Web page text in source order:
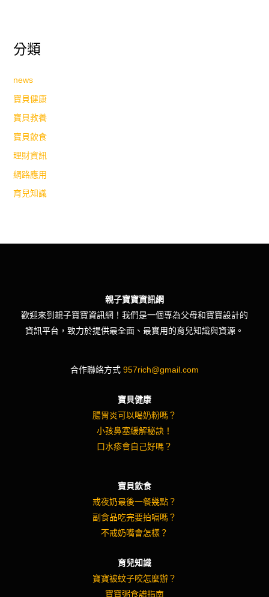
分類
news
寶貝健康
寶貝教養
寶貝飲食
理財資訊
網路應用
育兒知識
親子寶寶資訊網
歡迎來到親子寶寶資訊網！我們是一個專為父母和寶寶設計的
資訊平台，致力於提供最全面、最實用的育兒知識與資源。
合作聯絡方式 957rich@gmail.com
寶貝健康
腸胃炎可以喝奶粉嗎？
小孩鼻塞緩解秘訣！
口水疹會自己好嗎？
寶貝飲食
戒夜奶最後一餐幾點？
副食品吃完要拍嗝嗎？
不戒奶嘴會怎樣？
育兒知識
寶寶被蚊子咬怎麼辦？
寶寶粥食譜指南